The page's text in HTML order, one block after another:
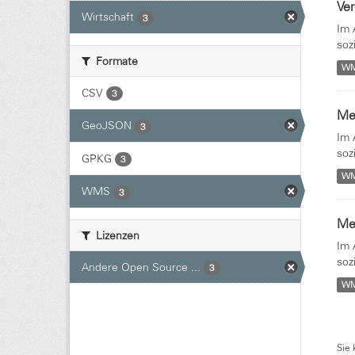
Wirtschaft 3
Formate
CSV 3
GeoJSON 3
GPKG 3
WMS 3
Lizenzen
Andere Open Source ... 3
Im
Im
Im
Sie